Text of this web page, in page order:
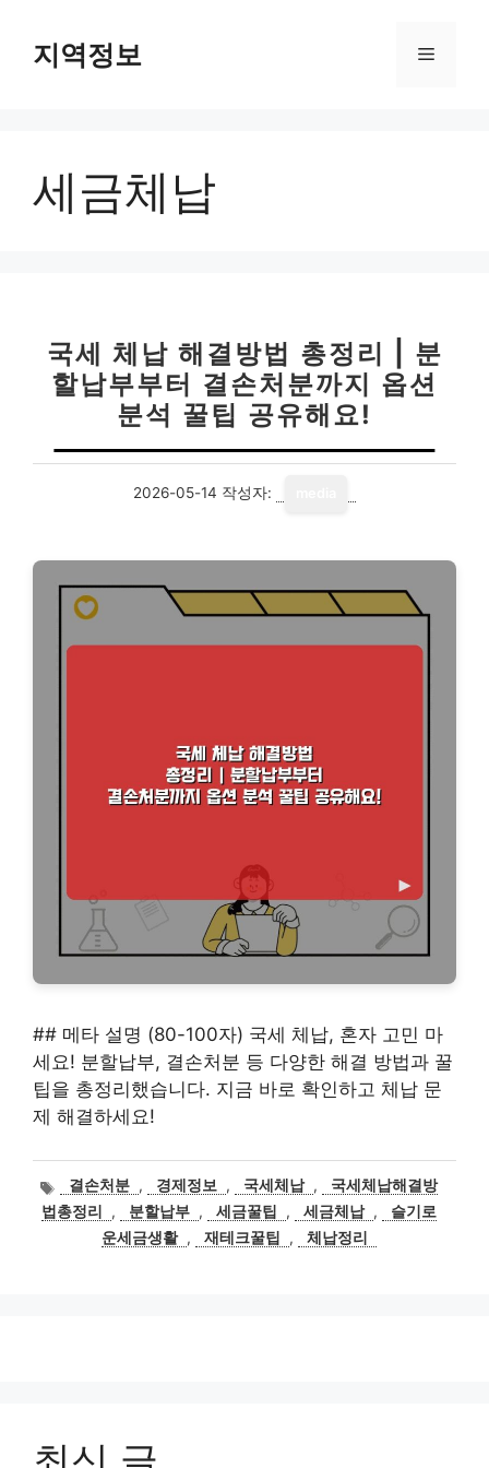
지역정보 메
세금체납
국세 체납 해결방법 총정리 | 분
할납부부터 결손처분까지 옵션
분석 꿀팁 공유해요!
2026-05-14 작성자:
## 메타 설명 (80-100자) 국세 체납, 혼자 고민 마
세요! 분할납부, 결손처분 등 다양한 해결 방법과 꿀
팁을 총정리했습니다. 지금 바로 확인하고 체납 문
제 해결하세요!
태
그
결손처분 , 경제정보 , 국세체납 ,
국세체납해결방
법총정리
, 분할납부 , 세금꿀팁 , 세금체납 ,
슬기로
운세금생활 , 재테크꿀팁 , 체납정리